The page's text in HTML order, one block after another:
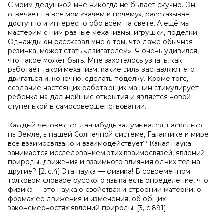
С моим дедушкой мне никогда не бывает скучно. Он
отвечает на все мои «зачем и почему», рассказывает
доступно и интересно обо всём на свете. А ещё мы
мастерим с ним разные механизмы, игрушки, поделки.
Однажды он рассказал мне о том, что даже обычная
резинка, может стать «двигателем». Я очень удивился,
что такое может быть. Мне захотелось узнать, как
работает такой механизм, какие силы заставляют его
двигаться и, конечно, сделать поделку. Кроме того,
создание настоящих работающих машин стимулирует
ребенка на дальнейшие открытия и является новой
ступенькой в самосовершенствовании.
Каждый человек когда-нибудь задумывался, насколько
на Земле, в нашей Солнечной системе, Галактике и мире
все взаимосвязано и взаимодействует? Какая наука
занимается исследованием этих взаимосвязей, явлений
природы, движения и взаимного влияния одних тел на
другие? [2, с.4] Эта наука — физика! В современном
толковом словаре русского языка есть определение, что
физика — это наука о свойствах и строении материи, о
формах её движения и изменения, об общих
закономерностях явлений природы. [3, с.891]